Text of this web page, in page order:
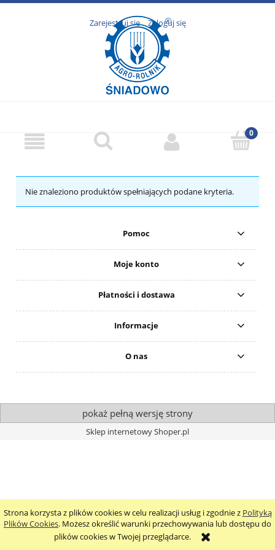
Strona korzysta z plików cookies w celu realizacji usług i zgodnie z Polityką
Plików Cookies. Możesz określić warunki przechowywania lub dostępu do
plików cookies w Twojej przeglądarce.
Zarejestruj się Zaloguj się
Nie znaleziono produktów spełniających podane kryteria.
Pomoc
Moje konto
Płatności i dostawa
Informacje
O nas
pokaż pełną wersję strony
Sklep internetowy Shoper.pl